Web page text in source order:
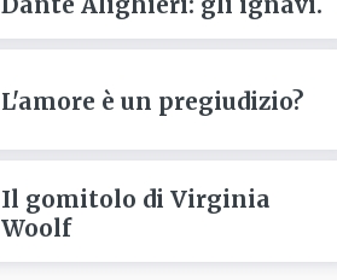
L'amore è un pregiudizio?
Il gomitolo di Virginia
Woolf